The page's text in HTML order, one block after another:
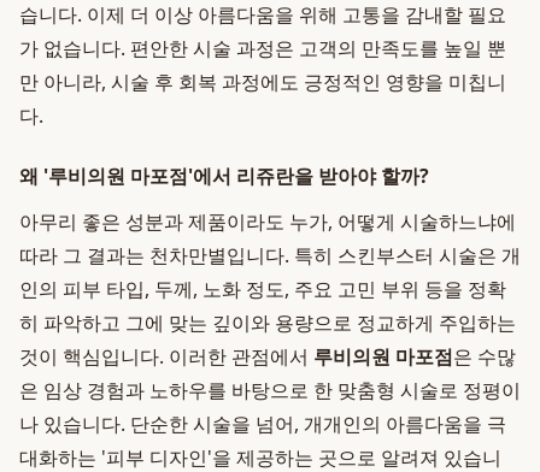
습니다. 이제 더 이상 아름다움을 위해 고통을 감내할 필요
가 없습니다. 편안한 시술 과정은 고객의 만족도를 높일 뿐
만 아니라, 시술 후 회복 과정에도 긍정적인 영향을 미칩니
다.
왜 '루비의원 마포점'에서 리쥬란을 받아야 할까?
아무리 좋은 성분과 제품이라도 누가, 어떻게 시술하느냐에
따라 그 결과는 천차만별입니다. 특히 스킨부스터 시술은 개
인의 피부 타입, 두께, 노화 정도, 주요 고민 부위 등을 정확
히 파악하고 그에 맞는 깊이와 용량으로 정교하게 주입하는
것이 핵심입니다. 이러한 관점에서 루비의원 마포점은 수많
은 임상 경험과 노하우를 바탕으로 한 맞춤형 시술로 정평이
나 있습니다. 단순한 시술을 넘어, 개개인의 아름다움을 극
대화하는 '피부 디자인'을 제공하는 곳으로 알려져 있습니